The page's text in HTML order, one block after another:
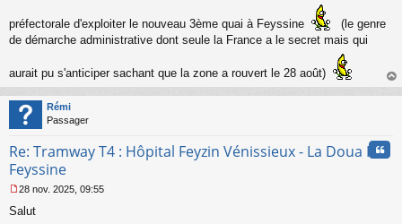
e
n
l
u
préfectorale d'exploiter le nouveau 3ème quai à Feyssine
(le genre
de démarche administrative dont seule la France a le secret mais qui
aurait pu s'anticiper sachant que la zone a rouvert le 28 août)
au
Rémi
Passager
Re: Tramway T4 : Hôpital Feyzin Vénissieux - La Doua IUT
Feyssine
e
28 nov. 2025, 09:55
Salut